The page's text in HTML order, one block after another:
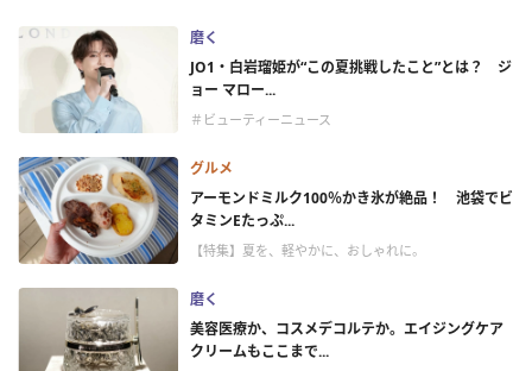
磨く
JO1・白岩瑠姫が“この夏挑戦したこと”とは？ ジ
ョー マロー...
＃ビューティーニュース
グルメ
アーモンドミルク100％かき氷が絶品！ 池袋でビ
タミンEたっぷ...
【特集】夏を、軽やかに、おしゃれに。
磨く
美容医療か、コスメデコルテか。エイジングケア
クリームもここまで...